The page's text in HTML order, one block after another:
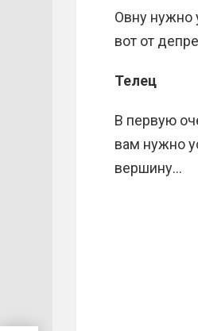
Овну нужно
вот от
Телец
В первую
вам нужно
вершину…